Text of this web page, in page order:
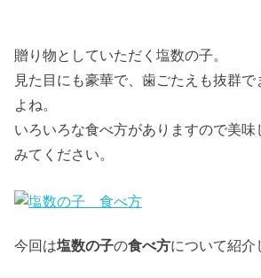
贈り物としていただく塩数の子。
見た目にも豪華で、歯ごたえも抜群
よね。
いろいろな食べ方がありますので美味
みてください。
今回は塩数の子の食べ方について紹介